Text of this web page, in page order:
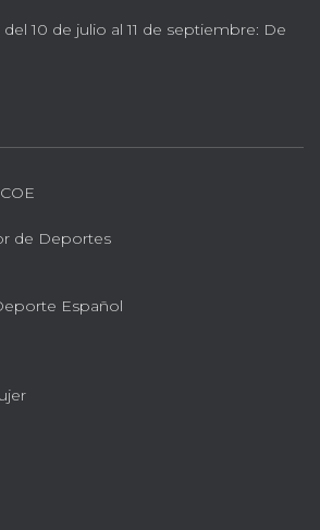
10 de julio al 11 de septiembre: De